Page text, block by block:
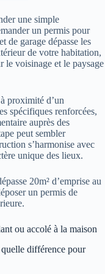
une simple
un permis pour
de garage dépasse les
de votre habitation,
le voisinage et le paysage
proximité d’un
spécifiques renforcées,
auprès des
peut sembler
s’harmonise avec
unique des lieux.
20m² d’emprise au
un permis de
ou accolé à la maison
différence pour